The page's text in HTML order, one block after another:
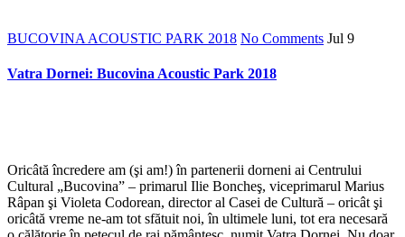
BUCOVINA ACOUSTIC PARK 2018 No Comments Jul 9
Vatra Dornei: Bucovina Acoustic Park 2018
Oricâtă încredere am (şi am!) în partenerii dorneni ai Centrului
Cultural „Bucovina” – primarul Ilie Boncheş, viceprimarul Marius
Râpan şi Violeta Codorean, director al Casei de Cultură – oricât şi
oricâtă vreme ne-am tot sfătuit noi, în ultimele luni, tot era necesară